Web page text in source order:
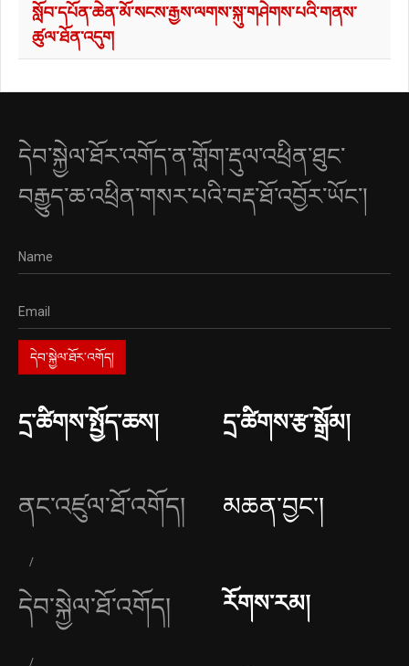
སློབ་དཔོན་ཆེན་མོ་སངས་རྒྱས་ལགས་སྐུ་གཤེགས་པའི་གནས་
ཚུལ་ཐོན་འདུག
དེབ་སྐྱེལ་ཐོར་འགོད་ན་གློག་རྡུལ་འཕྲིན་ཐུང་
བརྒྱུད་ཆ་འཕྲིན་གསར་པའི་བརྡ་ཐོ་འབྱོར་ཡོང་།
དྲ་ཚིགས་སྤྱོད་ཆས།
ནང་འཛུལ་ཐོ་འགོད།
དེབ་སྐྱེལ་ཐོ་འགོད།
དྲ་ཚིགས་རྩ་སྒྲོམ།
མཆན་བྱང༌།
རོགས་རམ།